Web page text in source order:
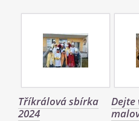
Tříkrálová sbírka
2024
Dejte